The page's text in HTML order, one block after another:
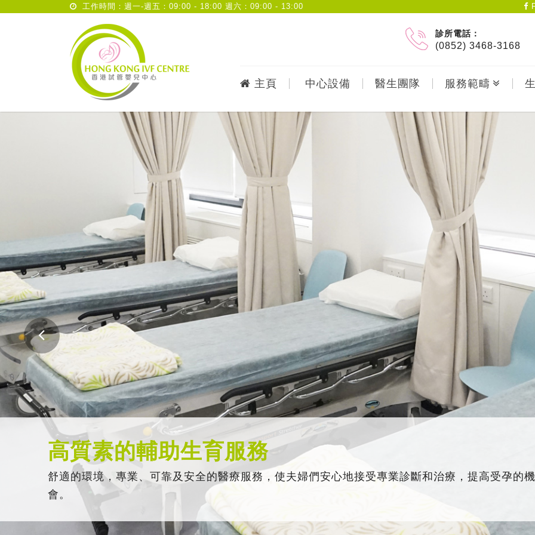
工作時間：週一-週五：09:00 - 18:00 週六：09:00 - 13:00
診所電話：
(0852) 3468-3168
主頁 中心設備 醫生團隊 服務範疇
高質素的輔助生育服務
舒適的環境，專業、可靠及安全的醫療服務，使夫婦們安心地接受專業診斷和治療，提高受孕的機
會。